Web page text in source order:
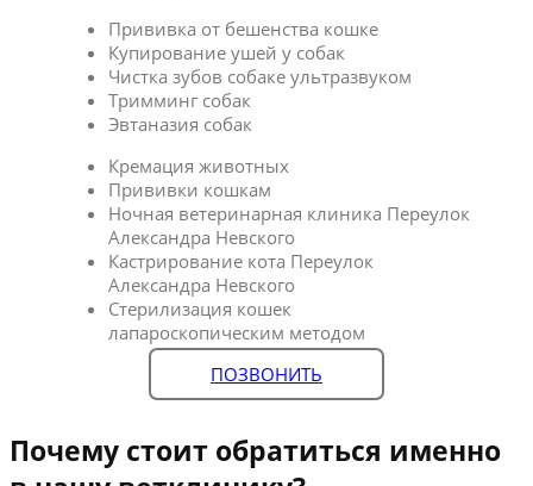
Прививка от бешенства кошке
Купирование ушей у собак
Чистка зубов собаке ультразвуком
Тримминг собак
Эвтаназия собак
Кремация животных
Прививки кошкам
Ночная ветеринарная клиника Переулок
Александра Невского
Кастрирование кота Переулок
Александра Невского
Стерилизация кошек
лапароскопическим методом
ПОЗВОНИТЬ
Почему стоит обратиться именно